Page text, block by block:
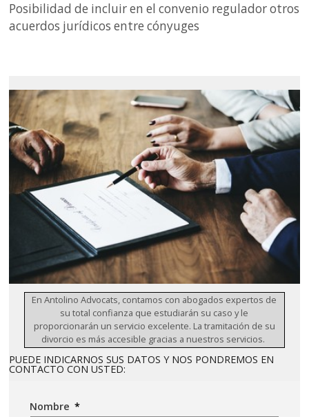
Posibilidad de incluir en el convenio regulador otros
acuerdos jurídicos entre cónyuges
En Antolino Advocats, contamos con abogados expertos de
su total confianza que estudiarán su caso y le
proporcionarán un servicio excelente. La tramitación de su
divorcio es más accesible gracias a nuestros servicios.
PUEDE INDICARNOS SUS DATOS Y NOS PONDREMOS EN
CONTACTO CON USTED:
Nombre *